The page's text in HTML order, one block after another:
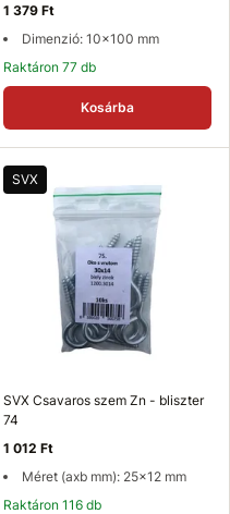
1 379 Ft
Dimenzió: 10x100 mm
Raktáron 77 db
Kosárba
SVX
SVX Csavaros szem Zn - bliszter
74
1 012 Ft
Méret (axb mm): 25x12 mm
Raktáron 116 db